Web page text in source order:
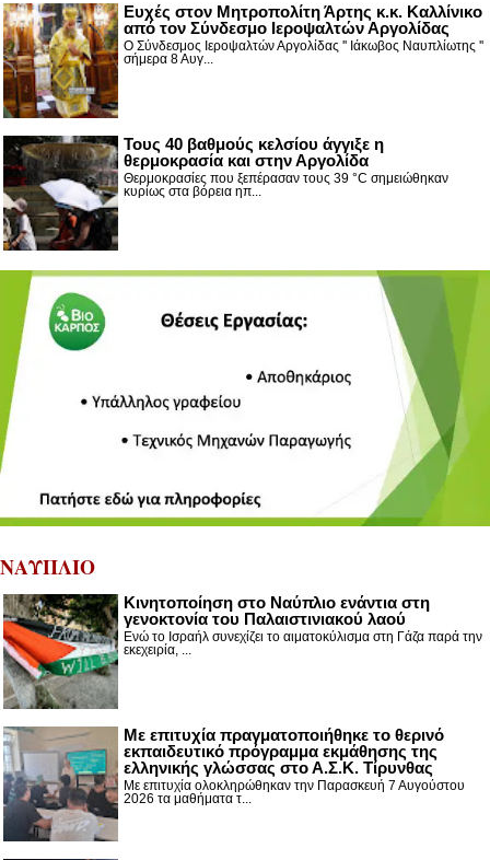
Ευχές στον Μητροπολίτη Άρτης κ.κ. Καλλίνικο
από τον Σύνδεσμο Ιεροψαλτών Αργολίδας
Ο Σύνδεσμος Ιεροψαλτών Αργολίδας '' Ιάκωβος Ναυπλίωτης ''
σήμερα 8 Αυγ...
Τους 40 βαθμούς κελσίου άγγιξε η
θερμοκρασία και στην Αργολίδα
Θερμοκρασίες που ξεπέρασαν τους 39 °C σημειώθηκαν
κυρίως στα βόρεια ηπ...
ΝΑΥΠΛΙΟ
Κινητοποίηση στο Ναύπλιο ενάντια στη
γενοκτονία του Παλαιστινιακού λαού
Ενώ το Ισραήλ συνεχίζει το αιματοκύλισμα στη Γάζα παρά την
εκεχειρία, ...
Με επιτυχία πραγματοποιήθηκε το θερινό
εκπαιδευτικό πρόγραμμα εκμάθησης της
ελληνικής γλώσσας στο Α.Σ.Κ. Τίρυνθας
Με επιτυχία ολοκληρώθηκαν την Παρασκευή 7 Αυγούστου
2026 τα μαθήματα τ...